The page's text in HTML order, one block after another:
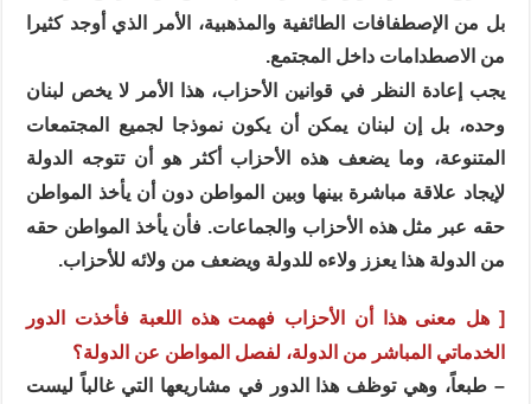
بل من الإصطفافات الطائفية والمذهبية، الأمر الذي أوجد كثيرا
من الاصطدامات داخل المجتمع.
يجب إعادة النظر في قوانين الأحزاب، هذا الأمر لا يخص لبنان
وحده، بل إن لبنان يمكن أن يكون نموذجا لجميع المجتمعات
المتنوعة، وما يضعف هذه الأحزاب أكثر هو أن تتوجه الدولة
لإيجاد علاقة مباشرة بينها وبين المواطن دون أن يأخذ المواطن
حقه عبر مثل هذه الأحزاب والجماعات. فأن يأخذ المواطن حقه
من الدولة هذا يعزز ولاءه للدولة ويضعف من ولائه للأحزاب.
[ هل معنى هذا أن الأحزاب فهمت هذه اللعبة فأخذت الدور
الخدماتي المباشر من الدولة، لفصل المواطن عن الدولة؟
– طبعاً، وهي توظف هذا الدور في مشاريعها التي غالباً ليست